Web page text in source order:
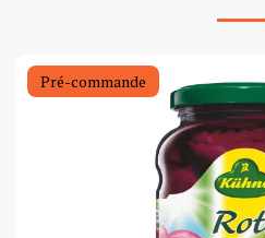
Pré-commande